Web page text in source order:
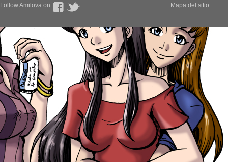
Follow Amilova on Mapa del sitio